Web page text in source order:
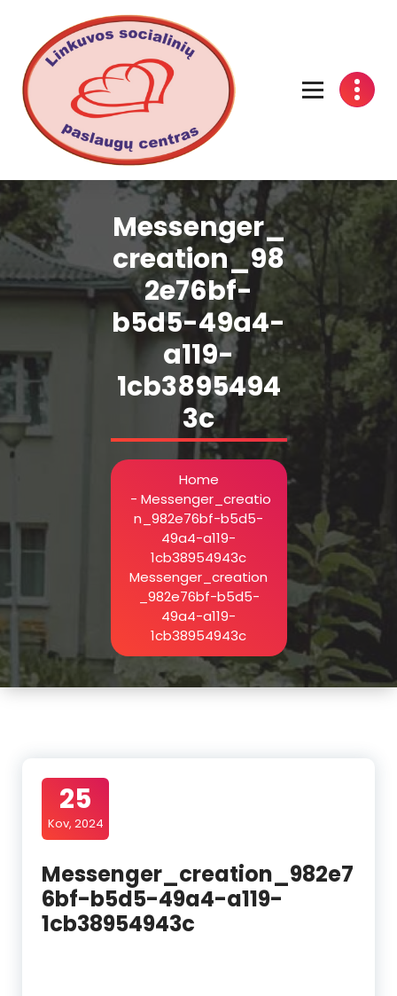
Messenger_
creation_98
2e76bf-
b5d5-49a4-
a119-
1cb3895494
3c
Home
- Messenger_creatio
n_982e76bf-b5d5-
49a4-a119-
1cb38954943c
Messenger_creation
_982e76bf-b5d5-
49a4-a119-
1cb38954943c
25
Kov, 2024
Messenger_creation_982e7
6bf-b5d5-49a4-a119-
1cb38954943c